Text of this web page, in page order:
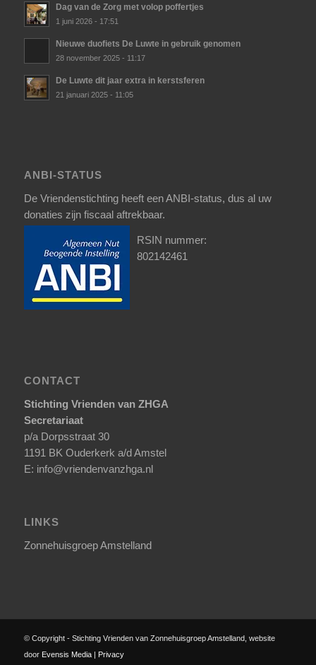
Dag van de Zorg met volop poffertjes
1 juni 2026 - 17:51
Nieuwe duofiets De Luwte in gebruik genomen
28 november 2025 - 11:17
De Luwte dit jaar extra in kerstsferen
21 januari 2025 - 11:05
ANBI-STATUS
De Vriendenstichting heeft een ANBI-status, dus al uw
donaties zijn fiscaal aftrekbaar.
RSIN nummer:
802142461
CONTACT
Stichting Vrienden van ZHGA
Secretariaat
p/a Dorpsstraat 30
1191 BK Ouderkerk a/d Amstel
E: info@vriendenvanzhga.nl
LINKS
Zonnehuisgroep Amstelland
© Copyright - Stichting Vrienden van Zonnehuisgroep Amstelland, website
door Evensis Media| Privacy